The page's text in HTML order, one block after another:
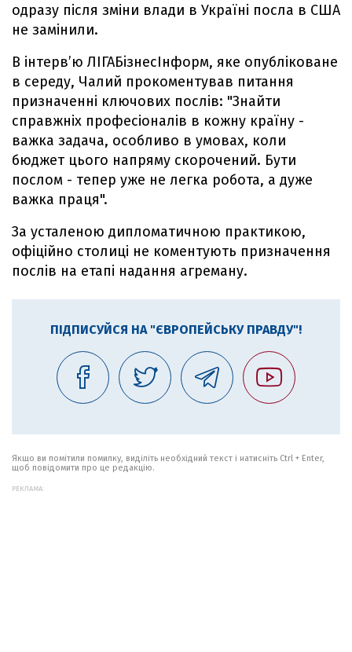
одразу після зміни влади в Україні посла в США
не замінили.
В інтерв’ю ЛIГАБiзнесIнформ, яке опубліковане
в середу, Чалий прокоментував питання
призначенні ключових послів: "Знайти
справжніх професіоналів в кожну країну -
важка задача, особливо в умовах, коли
бюджет цього напряму скорочений. Бути
послом - тепер уже не легка робота, а дуже
важка праця".
За усталеною дипломатичною практикою,
офіційно столиці не коментують призначення
послів на етапі надання агреману.
ПІДПИСУЙСЯ НА "ЄВРОПЕЙСЬКУ ПРАВДУ"!
Якщо ви помітили помилку, виділіть необхідний текст і натисніть Ctrl + Enter,
щоб повідомити про це редакцію.
РЕКЛАМА: